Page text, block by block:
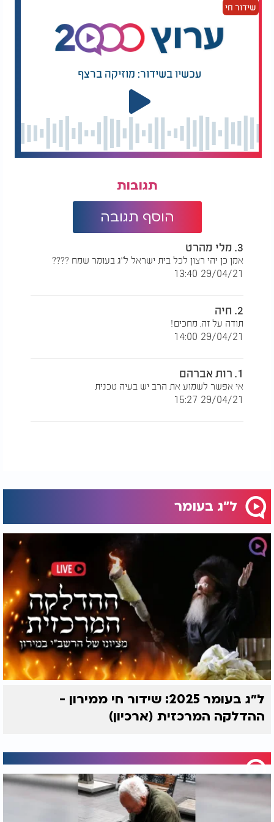
שידור חי
עכשיו בשידור: מוזיקה ברצף
תגובות
הוסף תגובה
3. מלי מהרט
אמן כן יהי רצון לכל בית ישראל ל"ג בעומר שמח ????
29/04/21 13:40
2. חיה
תודה על זה. מחכים!
29/04/21 14:00
1. רות אברהם
אי אפשר לשמוע את הרב יש בעיה טכנית
29/04/21 15:27
ל"ג בעומר
ל״ג בעומר 2025: שידור חי ממירון -
ההדלקה המרכזית (ארכיון)